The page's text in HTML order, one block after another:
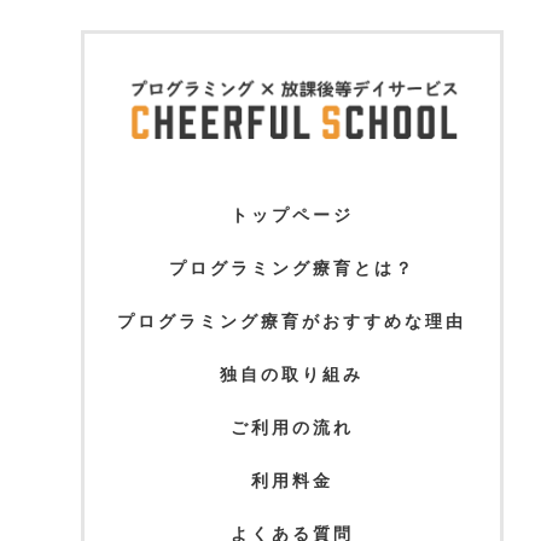
トップページ
プログラミング療育とは？
プログラミング療育がおすすめな理由
独自の取り組み
ご利用の流れ
利用料金
よくある質問